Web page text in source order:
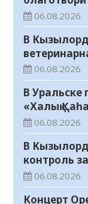
школу»
06.08.2026
В
06.08.2026
В Уральске
«Халық
Гапича
06.08.2026
В
контроль
06.08.2026
Концерт